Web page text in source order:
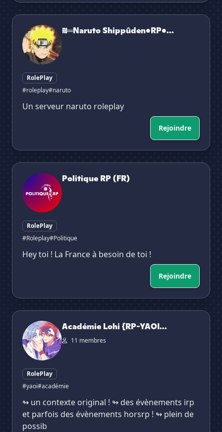
₪═Naruto Shippûden•RP•Français═₪
₪═Naruto Shippûden•RP•...
RolePlay
#roleplay#naruto
Un serveur naruto roleplay
Rejoindre
Politique RP (FR)
Politique RP (FR)
RolePlay
#Roleplay#Politique
Hey toi ! La France à besoin de toi !
Rejoindre
Académie Lohi {RP-YAOI-FR}
Académie Lohi {RP-YAOI...
11 membres
RolePlay
#yaoi#académie
↬ un contexte original ! ↬ des évènements irp
et parfois des évènements horsrp ! ↬ plein de
possib